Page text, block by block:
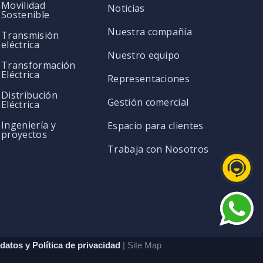
Movilidad
Sostenible
Transmisión
eléctrica
Transformación
Eléctrica
Distribución
Eléctrica
Ingeniería y
proyectos
Noticias
Nuestra compañía
Nuestro equipo
Representaciones
Gestión comercial
Espacio para clientes
Trabaja con Nosotros
y Política de privacidad | Site Map